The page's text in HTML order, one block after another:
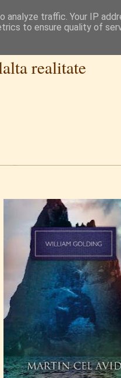
realitate
traffic. Your IP
to ensure quality of